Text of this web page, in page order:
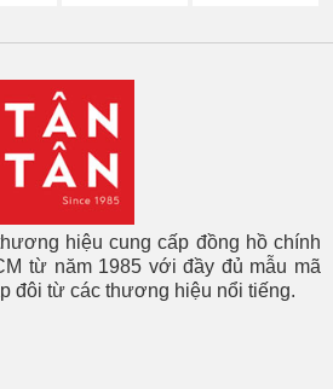
hiệu cung cấp đồng hồ chính
từ năm 1985 với đầy đủ mẫu mã
đôi từ các thương hiệu nổi tiếng.